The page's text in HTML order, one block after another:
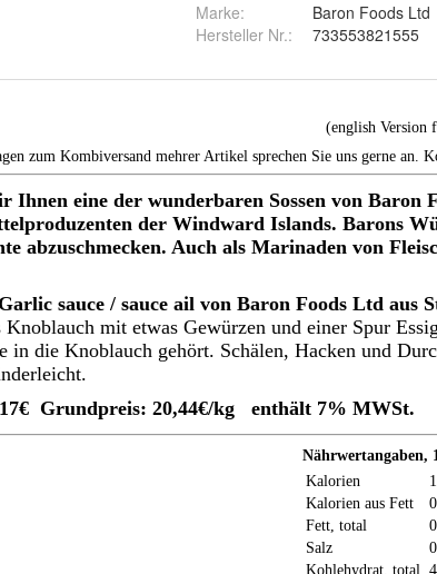
Marke:
Baron Foods Ltd
Hersteller Nr.:
733553821555